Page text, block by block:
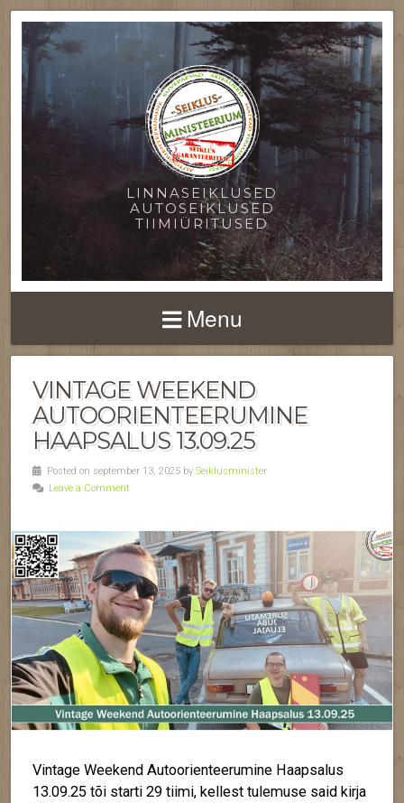
LINNASEIKLUSED
AUTOSEIKLUSED
TIIMIÜRITUSED
Menu
VINTAGE WEEKEND
AUTOORIENTEERUMINE
HAAPSALUS 13.09.25
Posted on september 13, 2025 by Seiklusminister
Leave a Comment
Vintage Weekend Autoorienteerumine Haapsalus
13.09.25 tõi starti 29 tiimi, kellest tulemuse said kirja